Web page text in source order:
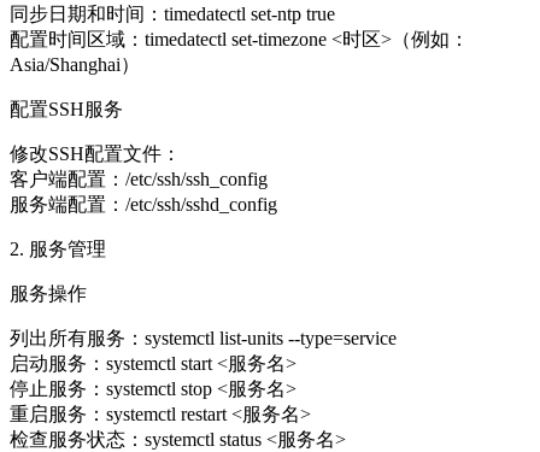
同步日期和时间：timedatectl set-ntp true
配置时间区域：timedatectl set-timezone <时区>（例如：
Asia/Shanghai）
配置SSH服务
修改SSH配置文件：
客户端配置：/etc/ssh/ssh_config
服务端配置：/etc/ssh/sshd_config
2. 服务管理
服务操作
列出所有服务：systemctl list-units --type=service
启动服务：systemctl start <服务名>
停止服务：systemctl stop <服务名>
重启服务：systemctl restart <服务名>
检查服务状态：systemctl status <服务名>